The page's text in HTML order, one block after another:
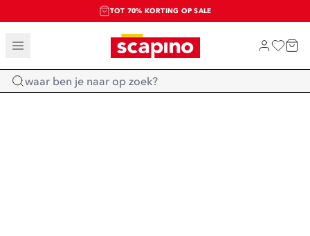
TOT 70% KORTING OP SALE
SALE: LAATSTE KANS!
SHOP NIEUW
Home